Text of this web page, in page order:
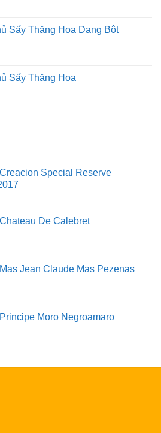
Sấy Thăng Hoa Dạng Bột
Sấy Thăng Hoa
Special Reserve
De Calebret
Jean Claude Mas Pezenas
Moro Negroamaro